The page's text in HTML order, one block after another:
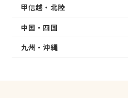
甲信越・北陸
中国・四国
九州・沖縄